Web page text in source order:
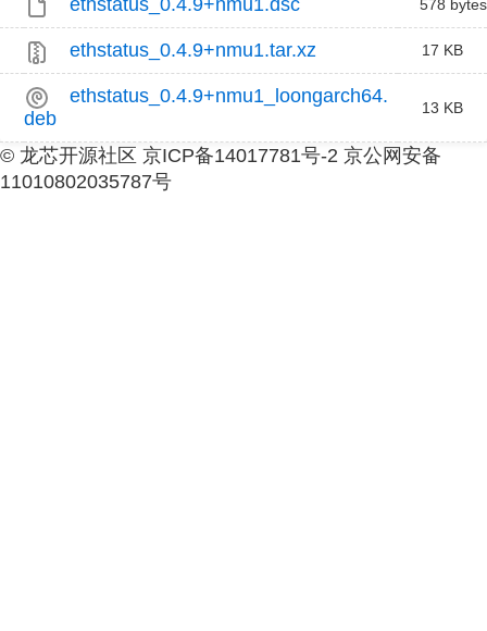
578 bytes
ethstatus_0.4.9+nmu1.tar.xz 17 KB
ethstatus_0.4.9+nmu1_loongarch64.
deb
13 KB
© 龙芯开源社区 京ICP备14017781号-2 京公网安备
11010802035787号